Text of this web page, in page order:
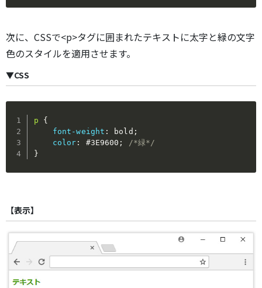
次に、CSSで<p>タグに囲まれたテキストに太字と緑の文字
色のスタイルを適用させます。
▼CSS
p
{
font-weight : bold ;
color : #3E9600 ;
/*緑*/
}
【表示】